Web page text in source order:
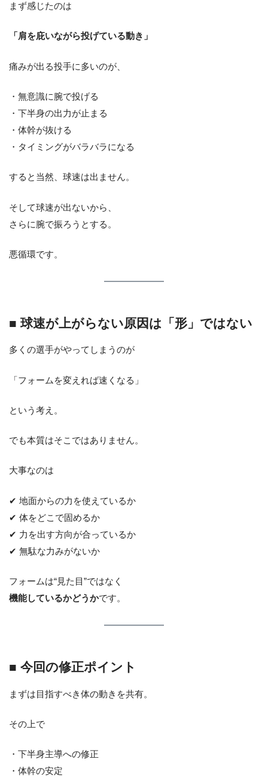
まず感じたのは
「肩を庇いながら投げている動き」
痛みが出る投手に多いのが、
・無意識に腕で投げる
・下半身の出力が止まる
・体幹が抜ける
・タイミングがバラバラになる
すると当然、球速は出ません。
そして球速が出ないから、
さらに腕で振ろうとする。
悪循環です。
■ 球速が上がらない原因は「形」ではない
多くの選手がやってしまうのが
「フォームを変えれば速くなる」
という考え。
でも本質はそこではありません。
大事なのは
✔ 地面からの力を使えているか
✔ 体をどこで固めるか
✔ 力を出す方向が合っているか
✔ 無駄な力みがないか
フォームは“見た目”ではなく
機能しているかどうかです。
■ 今回の修正ポイント
まずは目指すべき体の動きを共有。
その上で
・下半身主導への修正
・体幹の安定